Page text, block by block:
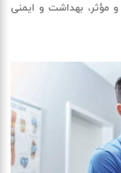
و مؤثر، بهداشت و ایمنی